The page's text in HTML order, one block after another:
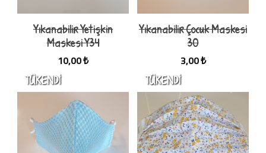
Yıkanabilir Yetişkin
Maskesi Y34
10,00 ₺
Yıkanabilir Çocuk Maskesi
30
3,00 ₺